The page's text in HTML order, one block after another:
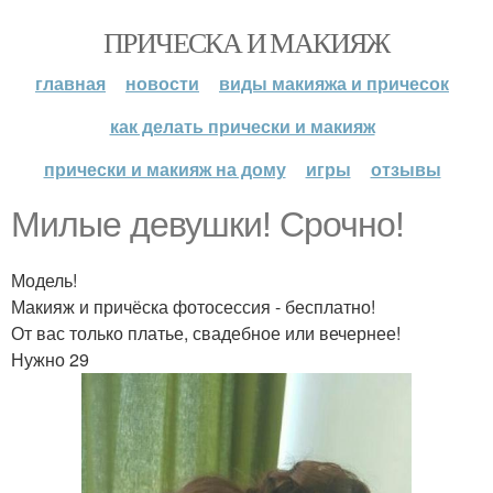
ПРИЧЕСКА И МАКИЯЖ
главная новости
виды макияжа и причесок
как делать прически и макияж
прически и макияж на дому
игры отзывы
Милые девушки! Срочно!
Модель!
Макияж и причёска фотосессия - бесплатно!
От вас только платье, свадебное или вечернее!
Нужно 29